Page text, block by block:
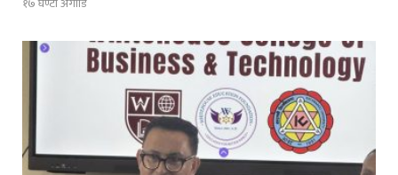
१७ घण्टा अगाडि